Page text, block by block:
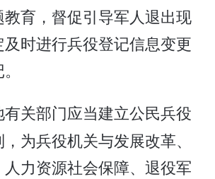
育，督促引导军人退出现
时进行兵役登记信息变更
有关部门应当建立公民兵役
为兵役机关与发展改革、
力资源社会保障、退役军